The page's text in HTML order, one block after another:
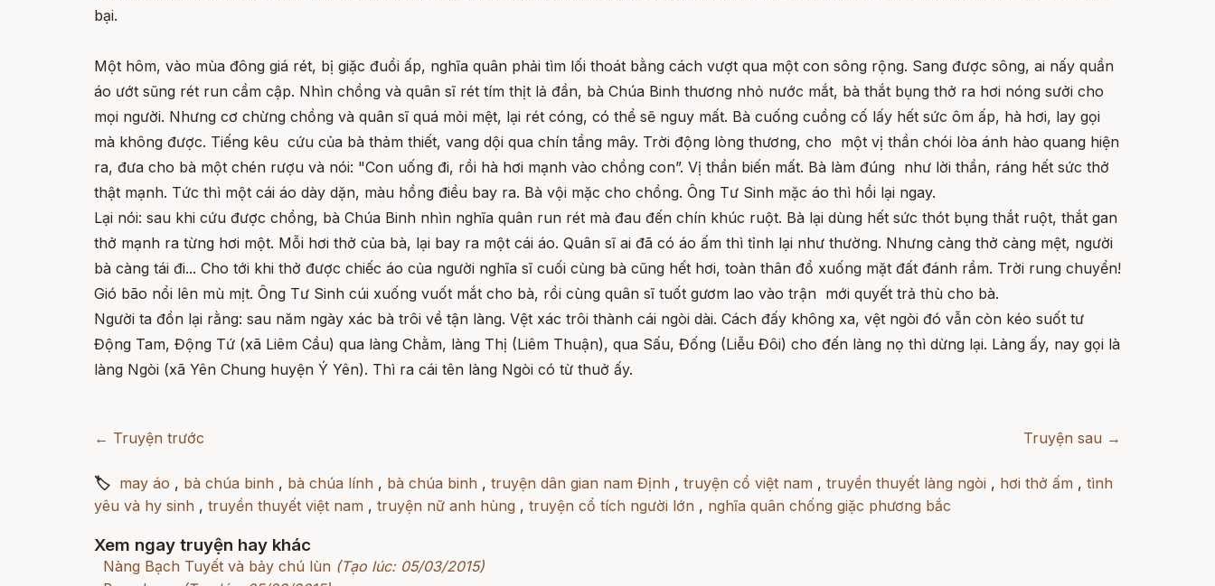
bại.
Một hôm, vào mùa đông giá rét, bị giặc đuổi ấp, nghĩa quân phải tìm lối thoát bằng cách vượt qua một con sông rộng. Sang được sông, ai nấy quần
áo ướt sũng rét run cầm cập. Nhìn chồng và quân sĩ rét tím thịt lả đần, bà Chúa Binh thương nhỏ nước mắt, bà thắt bụng thở ra hơi nóng sưởi cho
mọi người. Nhưng cơ chừng chồng và quân sĩ quá mỏi mệt, lại rét cóng, có thể sẽ nguy mất. Bà cuống cuồng cố lấy hết sức ôm ấp, hà hơi, lay gọi
mà không được. Tiếng kêu cứu của bà thảm thiết, vang dội qua chín tầng mây. Trời động lòng thương, cho một vị thần chói lòa ánh hào quang hiện
ra, đưa cho bà một chén rượu và nói: "Con uống đi, rồi hà hơi mạnh vào chồng con”. Vị thần biến mất. Bà làm đúng như lời thần, ráng hết sức thở
thật mạnh. Tức thì một cái áo dày dặn, màu hồng điều bay ra. Bà vội mặc cho chồng. Ông Tư Sinh mặc áo thì hồi lại ngay.
Lại nói: sau khi cứu được chồng, bà Chúa Binh nhìn nghĩa quân run rét mà đau đến chín khúc ruột. Bà lại dùng hết sức thót bụng thắt ruột, thắt gan
thở mạnh ra từng hơi một. Mỗi hơi thở của bà, lại bay ra một cái áo. Quân sĩ ai đã có áo ấm thì tỉnh lại như thường. Nhưng càng thở càng mệt, người
bà càng tái đi... Cho tới khi thở được chiếc áo của người nghĩa sĩ cuối cùng bà cũng hết hơi, toàn thân đổ xuống mặt đất đánh rầm. Trời rung chuyển!
Gió bão nổi lên mù mịt. Ông Tư Sinh cúi xuống vuốt mắt cho bà, rồi cùng quân sĩ tuốt gươm lao vào trận mới quyết trả thù cho bà.
Người ta đồn lại rằng: sau năm ngày xác bà trôi về tận làng. Vệt xác trôi thành cái ngòi dài. Cách đấy không xa, vệt ngòi đó vẫn còn kéo suốt tư
Động Tam, Động Tứ (xã Liêm Cầu) qua làng Chằm, làng Thị (Liêm Thuận), qua Sấu, Đống (Liễu Đôi) cho đến làng nọ thì dừng lại. Làng ấy, nay gọi là
làng Ngòi (xã Yên Chung huyện Ý Yên). Thì ra cái tên làng Ngòi có từ thuở ấy.
← Truyện trước Truyện sau →
🏷 may áo , bà chúa binh , bà chúa lính , bà chúa binh , truyện dân gian nam Định , truyện cổ việt nam , truyền thuyết làng ngòi , hơi thở ấm , tình
yêu và hy sinh , truyền thuyết việt nam , truyện nữ anh hùng , truyện cổ tích người lớn , nghĩa quân chống giặc phương bắc
Xem ngay truyện hay khác
Nàng Bạch Tuyết và bảy chú lùn (Tạo lúc: 05/03/2015)